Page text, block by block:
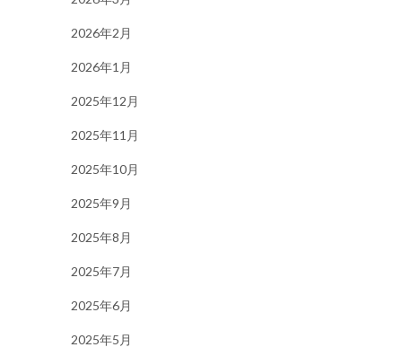
2026年2月
2026年1月
2025年12月
2025年11月
2025年10月
2025年9月
2025年8月
2025年7月
2025年6月
2025年5月